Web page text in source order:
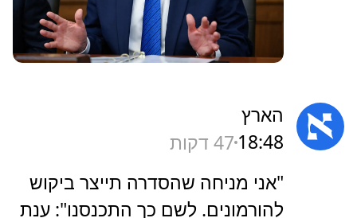
הארץ
18:48 47 דקות
‏"אני מניחה שהסדרה תייצר ביקוש
להורמונים. לשם כך התכנסנו": ענת